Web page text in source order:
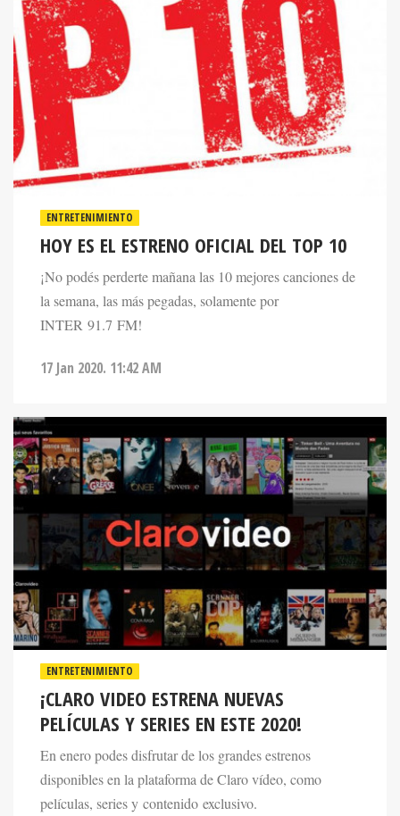
ENTRETENIMIENTO
HOY ES EL ESTRENO OFICIAL DEL TOP 10
¡No podés perderte mañana las 10 mejores canciones de
la semana, las más pegadas, solamente por
INTER 91.7 FM!
17 Jan 2020. 11:42 AM
ENTRETENIMIENTO
¡CLARO VIDEO ESTRENA NUEVAS
PELÍCULAS Y SERIES EN ESTE 2020!
En enero podes disfrutar de los grandes estrenos
disponibles en la plataforma de Claro vídeo, como
películas, series y contenido exclusivo.